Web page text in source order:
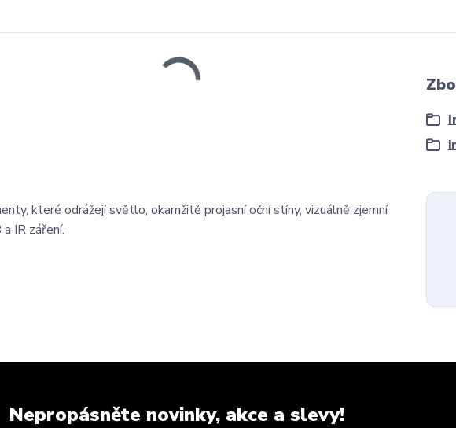
které odrážejí světlo, okamžitě projasní oční stíny, vizuálně zjemní
IR záření.
Nepropásněte novinky, akce a slevy!